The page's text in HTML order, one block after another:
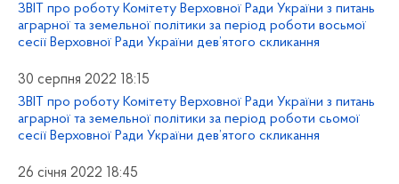
ЗВІТ про роботу Комітету Верховної Ради України з питань
аграрної та земельної політики за період роботи восьмої
сесії Верховної Ради України дев’ятого скликання
30 серпня 2022 18:15
ЗВІТ про роботу Комітету Верховної Ради України з питань
аграрної та земельної політики за період роботи сьомої
сесії Верховної Ради України дев’ятого скликання
26 січня 2022 18:45